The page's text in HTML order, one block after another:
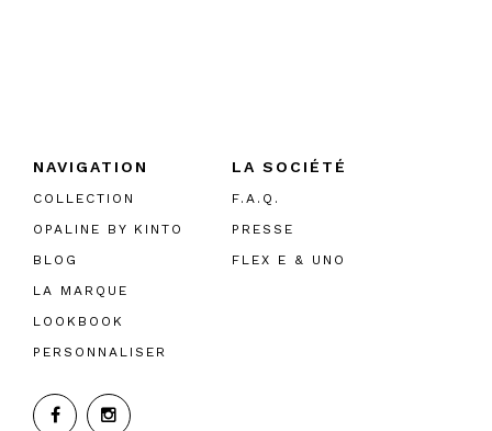
NAVIGATION
COLLECTION
OPALINE BY KINTO
BLOG
LA MARQUE
LOOKBOOK
PERSONNALISER
LA SOCIÉTÉ
F.A.Q.
PRESSE
FLEX E & UNO